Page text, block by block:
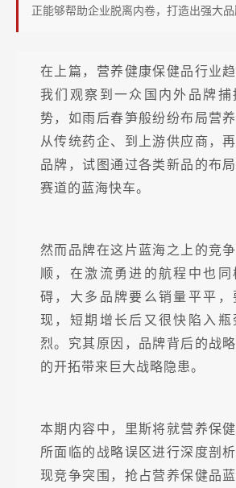
正能够帮助企业脱离内卷，打造出强大品
在上篇，营养健康保健品行业趋
我们观察到一众国内外品牌捕
势，如雨后春笋般纷纷布局营养
从传统药企、到上游供应商，
品牌，试图通过各类新品的布
赛道的蓝海快车。
然而品牌在这片蓝海之上的竞
顺，在激流勇进的航程中也同
碍，大多品牌要么销量平平，
现，短期增长后又很快陷入瓶
烈。究其原因，品牌背后的战
的开拓带来巨大战略隐患。
本期内容中，里斯将就营养保
所面临的战略误区进行深度剖
现竞争突围，抢占营养保健品